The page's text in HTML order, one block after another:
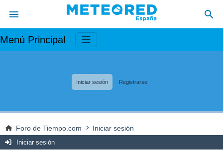
Menú Principal
Iniciar sesión Registrarse
Foro de Tiempo.com Iniciar sesión
Iniciar sesión